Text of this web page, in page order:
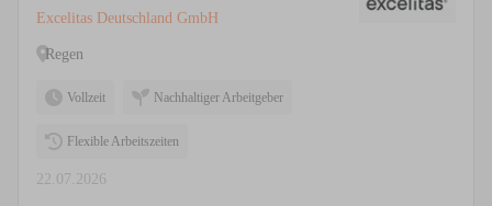
Excelitas Deutschland GmbH
Regen
Vollzeit Nachhaltiger Arbeitgeber
Flexible Arbeitszeiten
22.07.2026